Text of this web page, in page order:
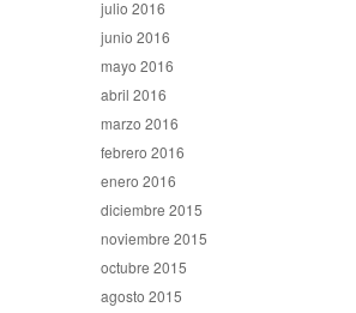
julio 2016
junio 2016
mayo 2016
abril 2016
marzo 2016
febrero 2016
enero 2016
diciembre 2015
noviembre 2015
octubre 2015
agosto 2015